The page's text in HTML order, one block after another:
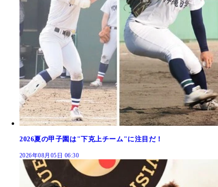
2026夏の甲子園は"下克上チーム"に注目だ！
2026年08月05日 06:30